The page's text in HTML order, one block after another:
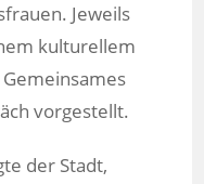
Jeweils
kulturellem
vorgestellt.
der Stadt,